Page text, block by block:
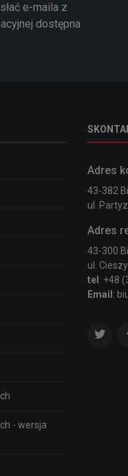
e-maila z
dostępna
- wersja
Adres
43-382
ul.
Adres
43-300
ul.
tel : +48
Email :